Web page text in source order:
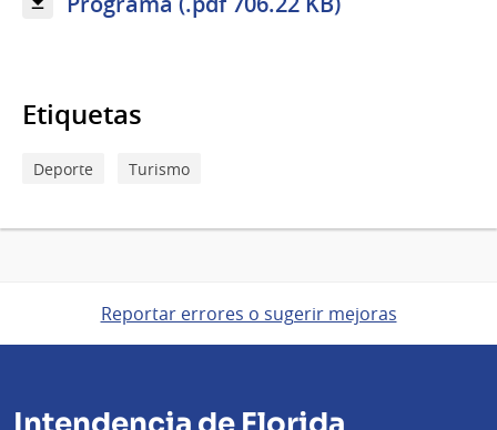
Etiquetas
Deporte Turismo
Reportar errores o sugerir mejoras